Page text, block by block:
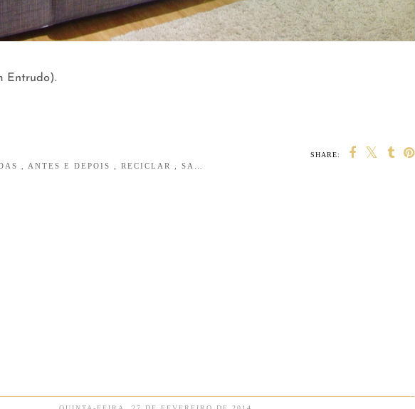
Entrudo).
SHARE:
ANTES E DEPOIS RECICLAR SALA MULTIMÉDIA